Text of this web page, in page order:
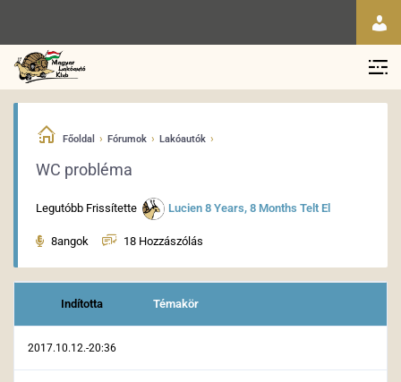
Főoldal › Fórumok › Lakóautók ›
WC probléma
Legutóbb Frissítette Lucien 8 Years, 8 Months Telt El
8angok 18 Hozzászólás
Indította Témakör
2017.10.12.-20:36